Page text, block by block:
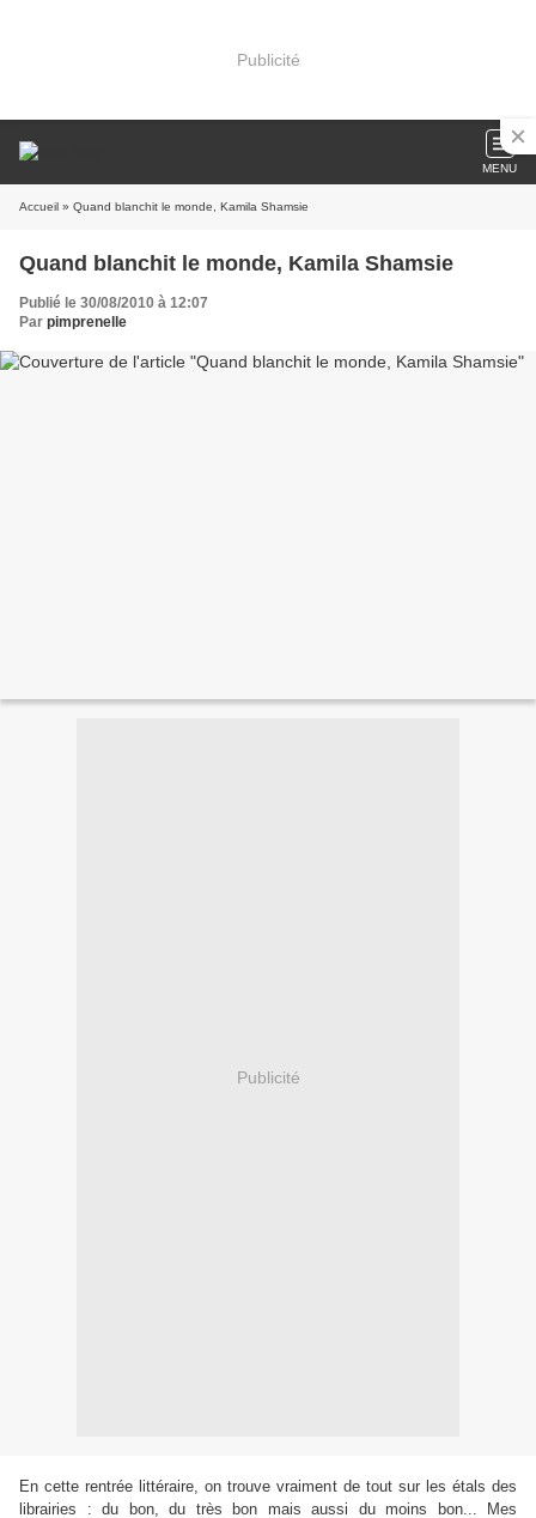
Publicité
MENU
Accueil » Quand blanchit le monde, Kamila Shamsie
Quand blanchit le monde, Kamila Shamsie
Publié le 30/08/2010 à 12:07
Par pimprenelle
Publicité
En cette rentrée littéraire, on trouve vraiment de tout sur les étals des
librairies : du bon, du très bon mais aussi du moins bon... Mes